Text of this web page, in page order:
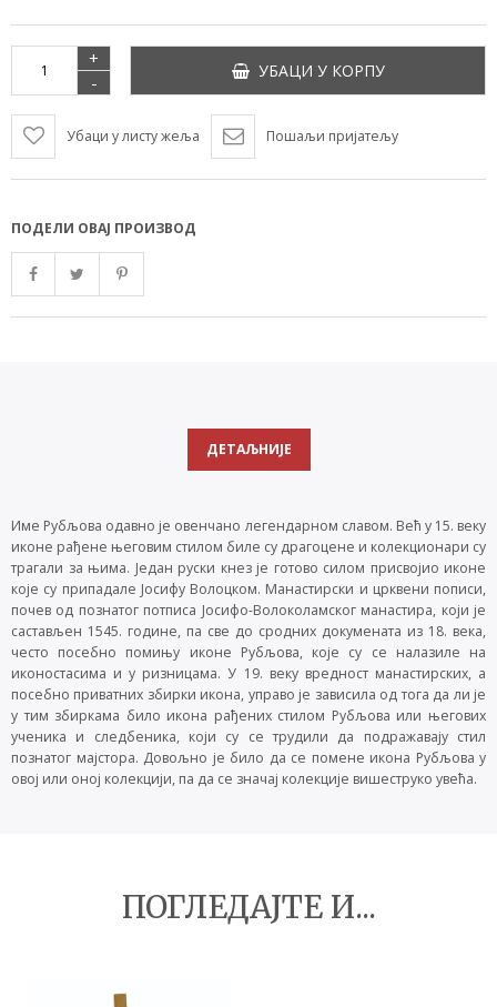
+
-
УБАЦИ У КОРПУ
Убаци у листу жеља Пошаљи пријатељу
ПОДЕЛИ ОВАЈ ПРОИЗВОД
ДЕТАЉНИЈЕ
Име Рубљова одавно је овенчано легендарном славом. Већ у 15. веку
иконе рађене његовим стилом биле су драгоцене и колекционари су
трагали за њима. Један руски кнез је готово силом присвојио иконе
које су припадале Јосифу Волоцком. Манастирски и црквени пописи,
почев од познатог потписа Јосифо-Волоколамског манастира, који је
састављен 1545. године, па све до сродних докумената из 18. века,
често посебно помињу иконе Рубљова, које су се налазиле на
иконостасима и у ризницама. У 19. веку вредност манастирских, а
посебно приватних збирки икона, управо је зависила од тога да ли је
у тим збиркама било икона рађених стилом Рубљова или његових
ученика и следбеника, који су се трудили да подражавају стил
познатог мајстора. Довољно је било да се помене икона Рубљова у
овој или оној колекцији, па да се значај колекције вишеструко увећа.
ПОГЛЕДАЈТЕ И...